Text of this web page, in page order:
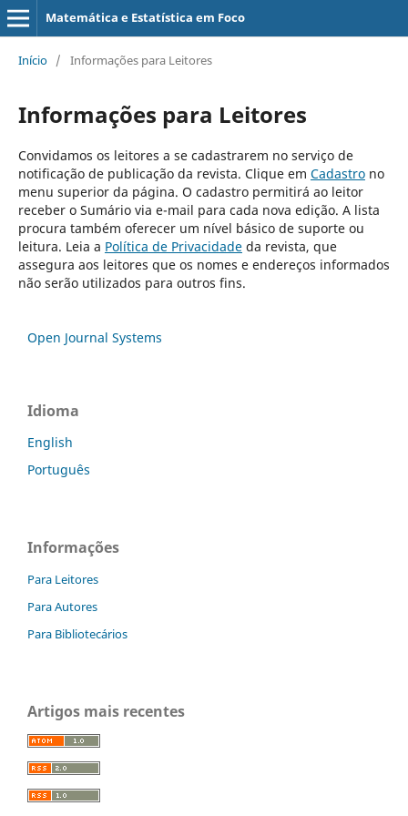
Matemática e Estatística em Foco
Início / Informações para Leitores
Informações para Leitores
Convidamos os leitores a se cadastrarem no serviço de
notificação de publicação da revista. Clique em Cadastrono
menu superior da página. O cadastro permitirá ao leitor
receber o Sumário via e-mail para cada nova edição. A lista
procura também oferecer um nível básico de suporte ou
leitura. Leia a Política de Privacidadeda revista, que
assegura aos leitores que os nomes e endereços informados
não serão utilizados para outros fins.
Open Journal Systems
Idioma
English
Português
Informações
Para Leitores
Para Autores
Para Bibliotecários
Artigos mais recentes